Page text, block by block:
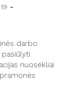
darbo
nuosekliai